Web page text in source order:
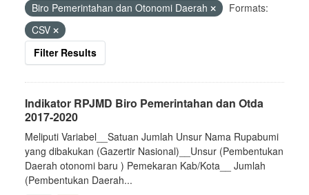
Biro Pemerintahan dan Otonomi Daerah
Formats:
CSV
Filter Results
Indikator RPJMD Biro Pemerintahan dan Otda
2017-2020
Meliputi Variabel__Satuan Jumlah Unsur Nama Rupabumi
yang dibakukan (Gazertir Nasional)__Unsur (Pembentukan
Daerah otonomi baru ) Pemekaran Kab/Kota__ Jumlah
(Pembentukan Daerah...